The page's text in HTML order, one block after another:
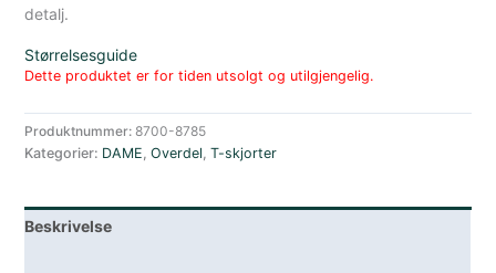
detalj.
Størrelsesguide
Dette produktet er for tiden utsolgt og utilgjengelig.
Produktnummer:8700-8785
Kategorier: DAME,Overdel,T-skjorter
Beskrivelse